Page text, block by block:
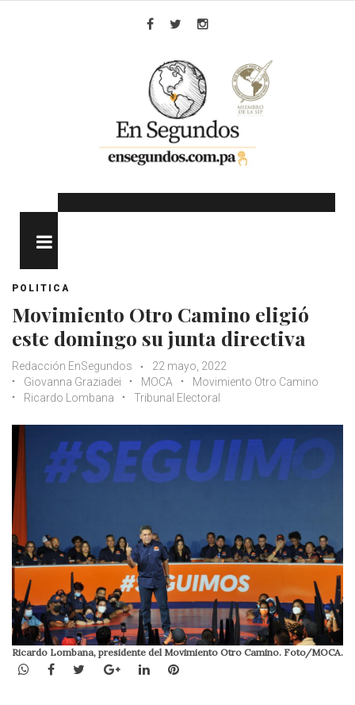
POLITICA
Movimiento Otro Camino eligió
este domingo su junta directiva
Redacción EnSegundos
22 mayo, 2022
Giovanna Graziadei
MOCA
Movimiento Otro Camino
Ricardo Lombana
Tribunal Electoral
Ricardo Lombana, presidente del Movimiento Otro Camino. Foto/MOCA.
WhatsApp
Facebook
TwitterGoogle+LinkedInPinterest